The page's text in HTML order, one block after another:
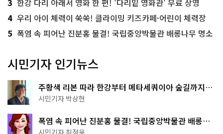
4 우리 아이 체력이 쑥쑥! 클라이밍 키즈카페·어린이 체력장
5 폭염 속 피어난 진분홍 물결! 국립중앙박물관 배롱나무 명소
시민기자 인기뉴스
주황색 리본 따라 한강부터 메타세쿼이아 숲길까지…
서울둘레길 15코스
시민기자 박상현
폭염 속 피어난 진분홍 물결! 국립중앙박물관 배롱나
무 명소
시민기자 최정윤